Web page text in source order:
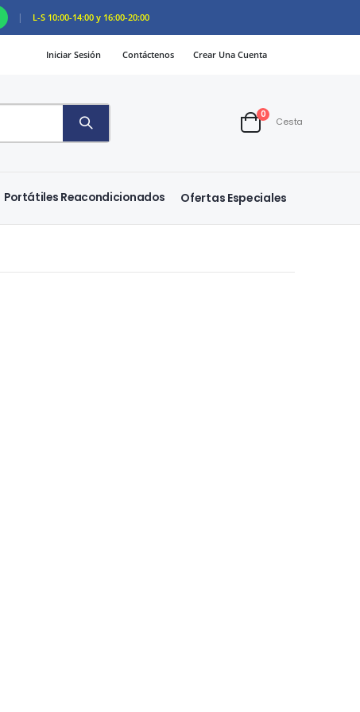
| L-S 10:00-14:00 y 16:00-20:00
Iniciar Sesión Contáctenos Crear Una Cuenta
Cart
0artículos
Cesta
Portátiles Reacondicionados Ofertas Especiales